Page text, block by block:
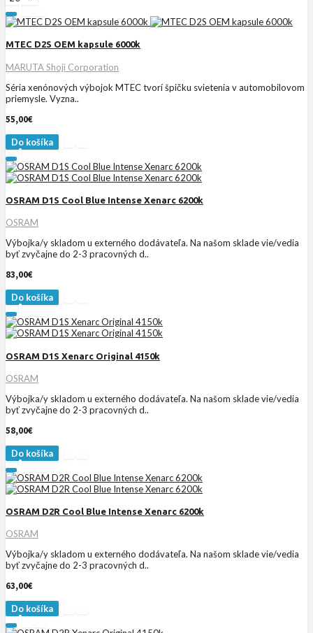
MTEC D2S OEM kapsule 6000k
MARUTA Shoji Corporation
Séria xenónových výbojok MTEC tvorí špičku svietenia v automobilovom
priemysle. Vyzna..
55,00€
Do košíka
OSRAM D1S Cool Blue Intense Xenarc 6200k
OSRAM
Výbojka/y skladom u externého dodávateľa. Na našom sklade vie/vedia
byť zvyčajne do 2-3 pracovných d..
83,00€
Do košíka
OSRAM D1S Xenarc Original 4150k
OSRAM
Výbojka/y skladom u externého dodávateľa. Na našom sklade vie/vedia
byť zvyčajne do 2-3 pracovných d..
58,00€
Do košíka
OSRAM D2R Cool Blue Intense Xenarc 6200k
OSRAM
Výbojka/y skladom u externého dodávateľa. Na našom sklade vie/vedia
byť zvyčajne do 2-3 pracovných d..
63,00€
Do košíka